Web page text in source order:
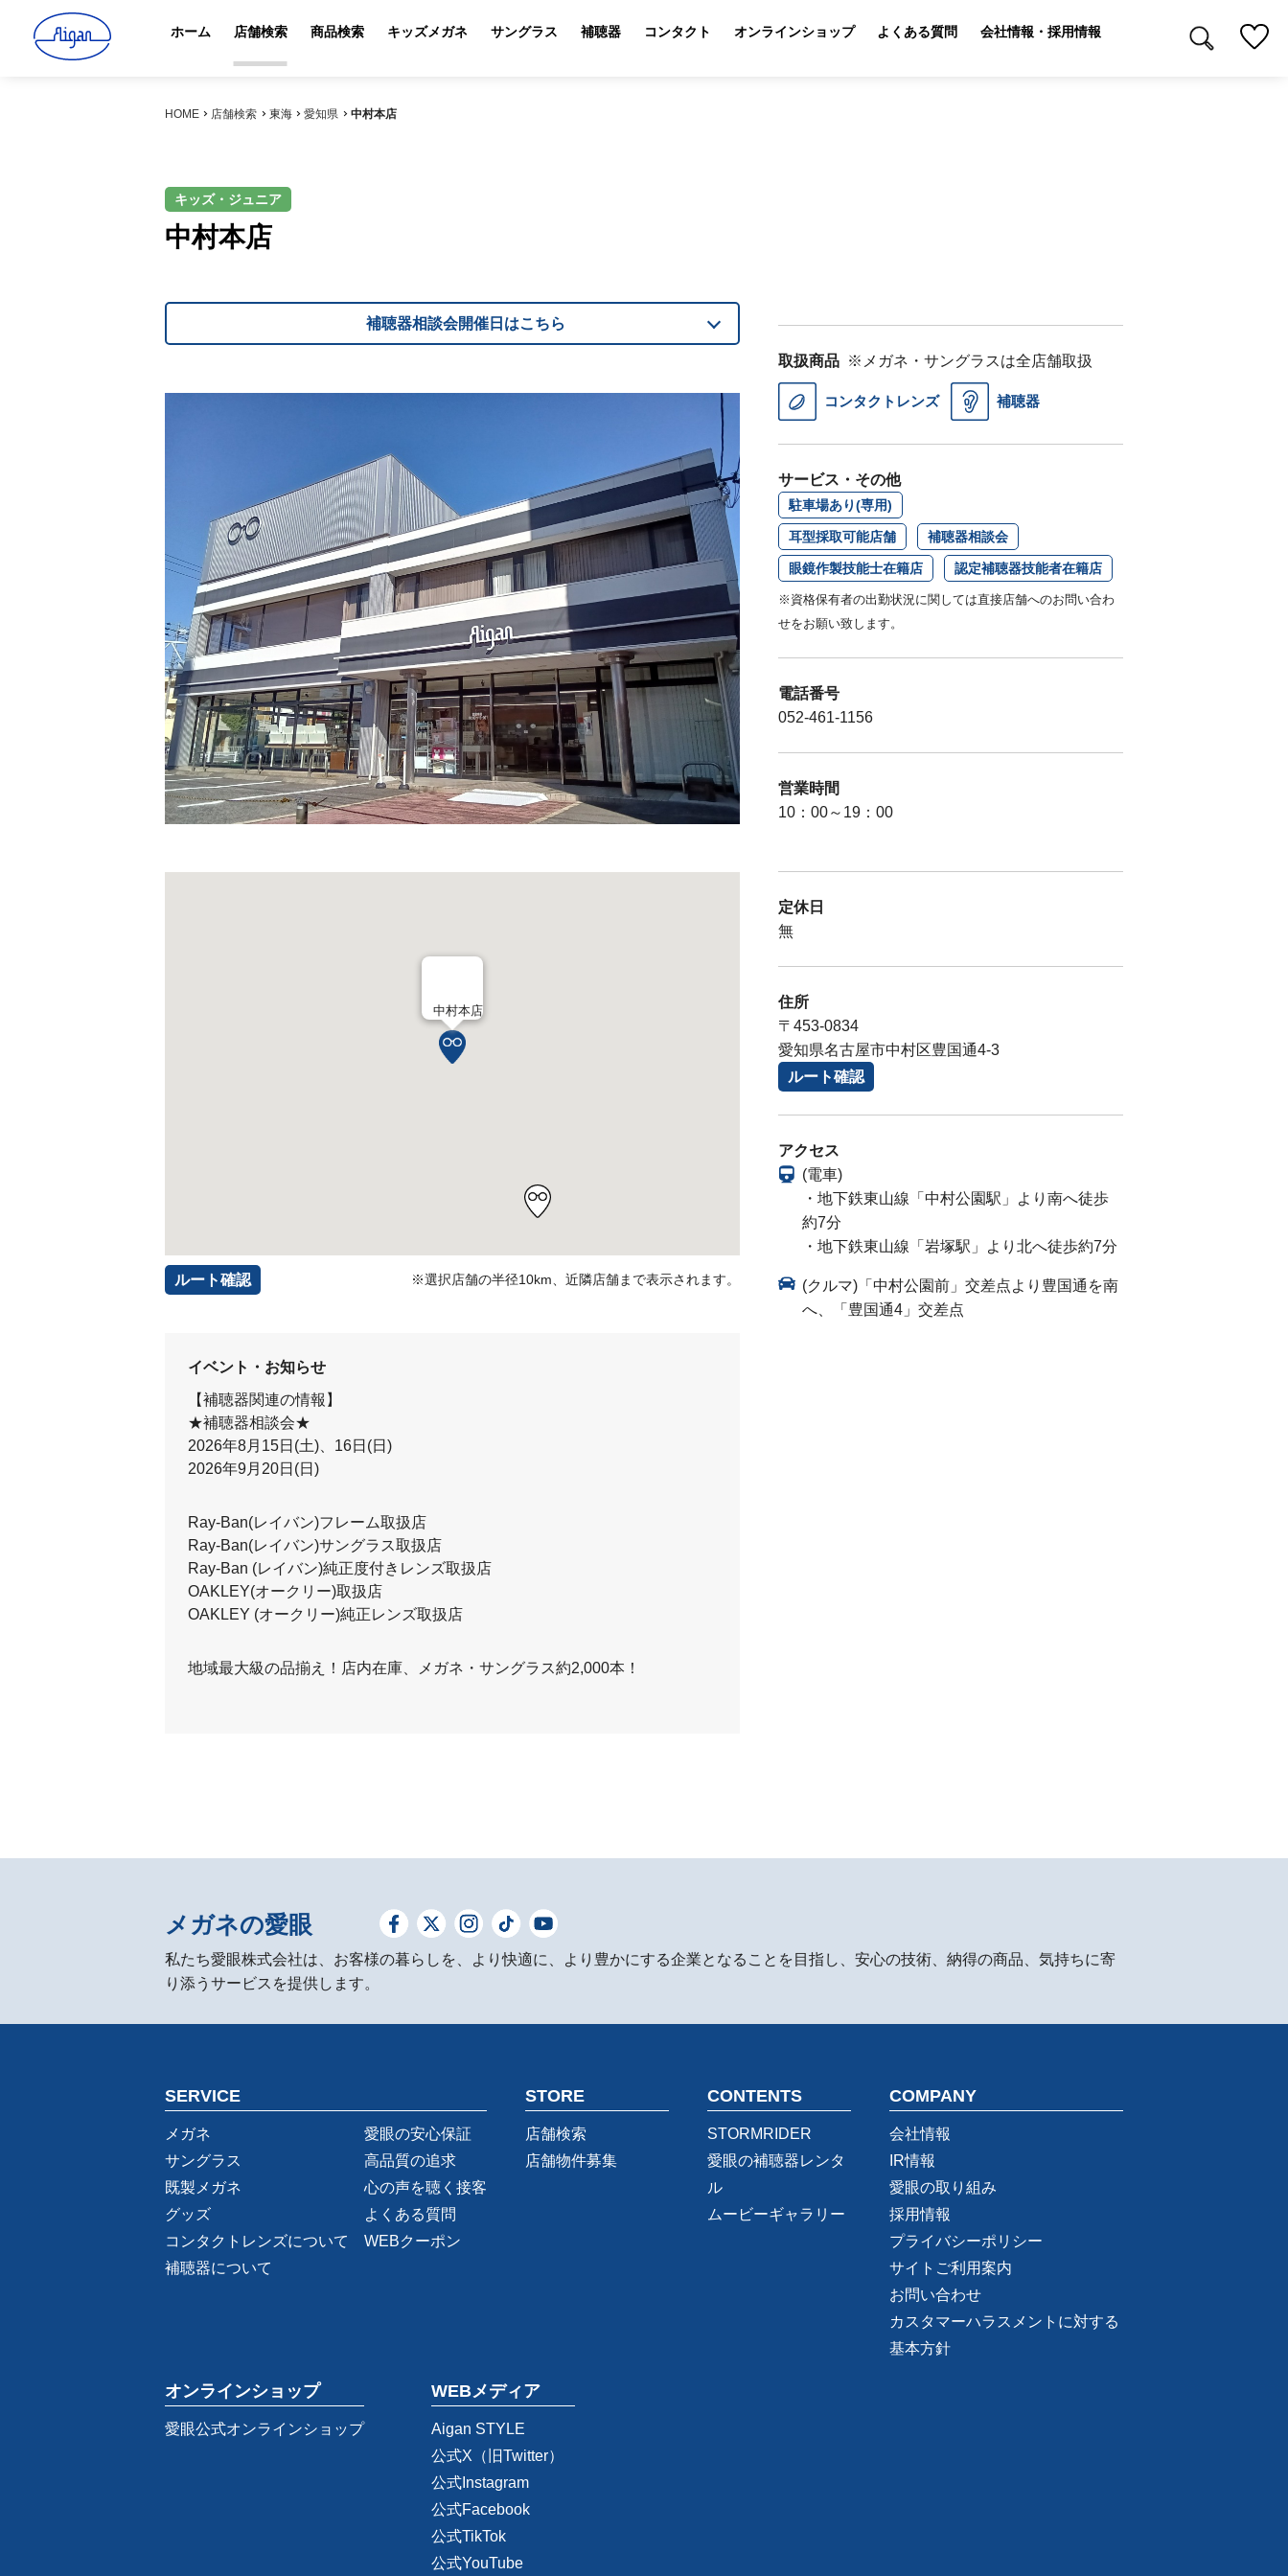
ホーム 店舗検索 商品検索 キッズメガネ サングラス 補聴器 コンタクト オンラインショップ よくある質問 会社情報・採用情報
HOME 店舗検索 東海 愛知県 中村本店
キッズ・ジュニア
中村本店
取扱商品 ※メガネ・サングラスは全店舗取扱
コンタクトレンズ 補聴器
サービス・その他
駐車場あり(専用)
耳型採取可能店舗 補聴器相談会
眼鏡作製技能士在籍店 認定補聴器技能者在籍店
※資格保有者の出勤状況に関しては直接店舗へのお問い合わ
せをお願い致します。
電話番号
052-461-1156
営業時間
10：00～19：00
定休日
無
住所
〒453-0834
愛知県名古屋市中村区豊国通4-3
ルート確認
アクセス
(電車)
・地下鉄東山線「中村公園駅」より南へ徒歩
約7分
・地下鉄東山線「岩塚駅」より北へ徒歩約7分
(クルマ)「中村公園前」交差点より豊国通を南
へ、「豊国通4」交差点
補聴器相談会開催日はこちら
中村本店
ルート確認 ※選択店舗の半径10km、近隣店舗まで表示されます。
イベント・お知らせ
【補聴器関連の情報】
★補聴器相談会★
2026年8月15日(土)、16日(日)
2026年9月20日(日)
Ray-Ban(レイバン)フレーム取扱店
Ray-Ban(レイバン)サングラス取扱店
Ray-Ban (レイバン)純正度付きレンズ取扱店
OAKLEY(オークリー)取扱店
OAKLEY (オークリー)純正レンズ取扱店
地域最大級の品揃え！店内在庫、メガネ・サングラス約2,000本！
メガネの愛眼
私たち愛眼株式会社は、お客様の暮らしを、より快適に、より豊かにする企業となることを目指し、安心の技術、納得の商品、気持ちに寄
り添うサービスを提供します。
SERVICE
メガネ
サングラス
既製メガネ
グッズ
コンタクトレンズについて
補聴器について
愛眼の安心保証
高品質の追求
心の声を聴く接客
よくある質問
WEBクーポン
STORE
店舗検索
店舗物件募集
CONTENTS
STORMRIDER
愛眼の補聴器レンタ
ル
ムービーギャラリー
COMPANY
会社情報
IR情報
愛眼の取り組み
採用情報
プライバシーポリシー
サイトご利用案内
お問い合わせ
カスタマーハラスメントに対する
基本方針
オンラインショップ
愛眼公式オンラインショップ
WEBメディア
Aigan STYLE
公式X（旧Twitter）
公式Instagram
公式Facebook
公式TikTok
公式YouTube